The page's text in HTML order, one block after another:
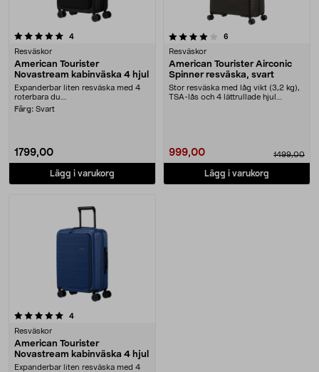
4recensioner
Resväskor
American Tourister
Novastream kabinväska 4 hjul
Expanderbar liten resväska med 4
roterbara du....
Färg: Svart
1799,00
Lägg i varukorg
4.0 av 5 stjärnor 6
Resväskor
American Tourister Airconic
Spinner resväska, svart
Stor resväska med låg vikt (3,2 kg),
TSA-lås och 4 lättrullade hjul.
999,00 1499,00
Lägg i varukorg
4recensioner
Resväskor
American Tourister
Novastream kabinväska 4 hjul
Expanderbar liten resväska med 4